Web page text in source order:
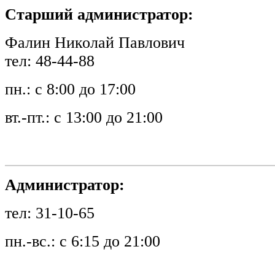
Старший администратор:
Фалин Николай Павлович
тел: 48-44-88
пн.: с 8:00 до 17:00
вт.-пт.: с 13:00 до 21:00
Администратор:
тел: 31-10-65
пн.-вс.: с 6:15 до 21:00